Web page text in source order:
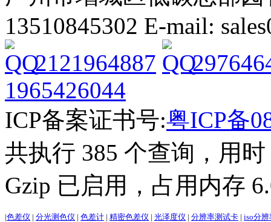
13510845302 E-mail:
2121964887
1965426044
ICP备案证书号:粤ICP备
共执行 385 个查询，用
Gzip 已启用，占用内存
|色差仪 | 分光测色仪 | 色差计 | 精密色差仪 | 光泽度仪 | 分辨率测试卡 | iso分